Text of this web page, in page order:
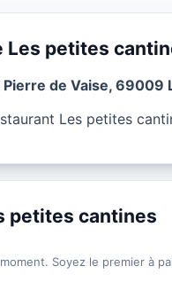
Les petites
de Vaise, 69009
Les petites
petites cantines
Soyez le premier à